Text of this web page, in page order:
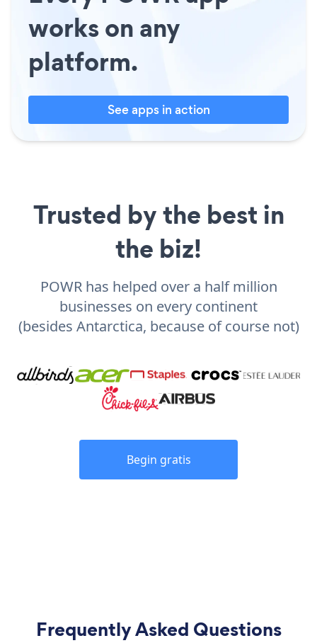
works on any
platform.
See apps in action
Trusted by the best in
the biz!
POWR has helped over a half million
businesses on every continent
(besides Antarctica, because of course not)
Begin gratis
Frequently Asked Questions